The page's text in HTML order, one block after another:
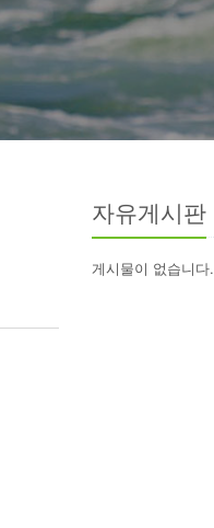
자유게시판
게시물이 없습니다.